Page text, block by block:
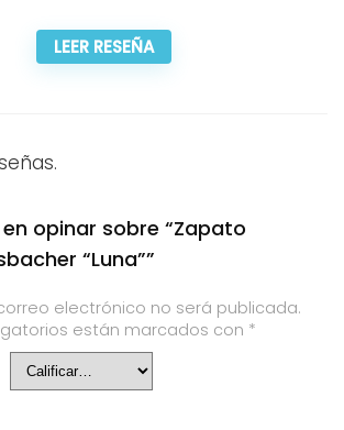
LEER RESEÑA
opinar sobre “Zapato
“Luna””
electrónico no será publicada.
están marcados con *